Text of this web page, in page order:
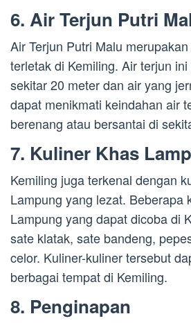
6. Air Terjun Putri
Air Terjun Putri Malu
terletak di Kemiling. Air terjun
sekitar 20 meter dan air yang
dapat menikmati keindahan air
berenang atau bersantai di
7. Kuliner Khas
Kemiling juga terkenal dengan
Lampung yang lezat. Beberapa
Lampung yang dapat dicoba di
sate klatak, sate bandeng,
celor. Kuliner-kuliner tersebut
berbagai tempat di Kemiling.
8. Penginapan